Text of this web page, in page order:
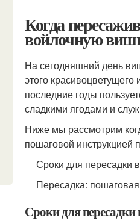
Когда
войлочную
На сегодняшний день
этого
последние годы
сладкими ягодами и
Ниже мы рассмотрим
пошаговой инструкцией
Сроки для пересадки
Пересадка:
Сроки для